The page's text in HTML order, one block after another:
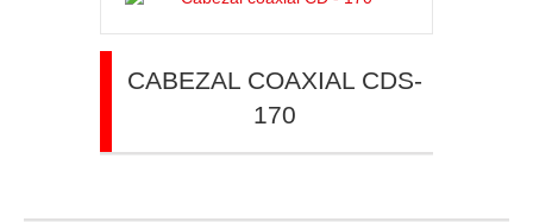
CABEZAL COAXIAL CDS-
170